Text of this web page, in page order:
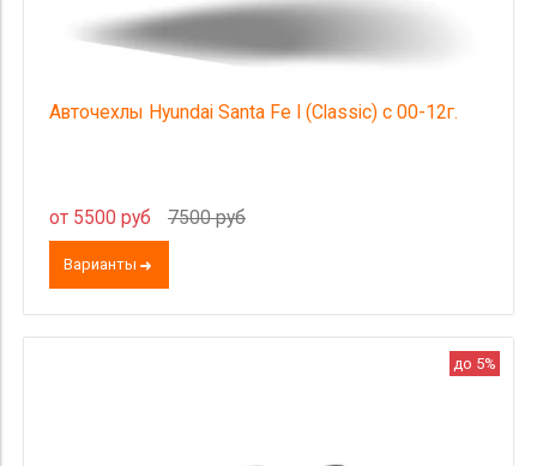
Авточехлы Hyundai Santa Fe I (Classic) с 00-12г.
от 5500 руб 7500 руб
Варианты
до 5%